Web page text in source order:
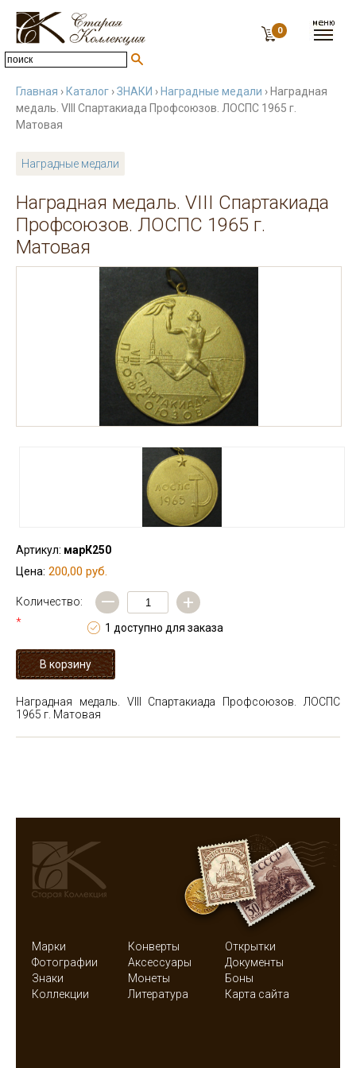
0
Главная › Каталог ›ЗНАКИ › Наградные медали › Наградная
медаль. VIII Спартакиада Профсоюзов. ЛОСПС 1965 г.
Матовая
Наградные медали
Наградная медаль. VIII Спартакиада
Профсоюзов. ЛОСПС 1965 г.
Матовая
Артикул: марК250
Цена: 200,00 руб.
Количество:
*
— +
1 доступно для заказа
Наградная медаль. VIII Спартакиада Профсоюзов. ЛОСПС
1965 г. Матовая
Марки Конверты
Открытки
Фотографии
Аксессуары
Документы
Знаки
Монеты
Боны
Коллекции
Литература Карта сайта